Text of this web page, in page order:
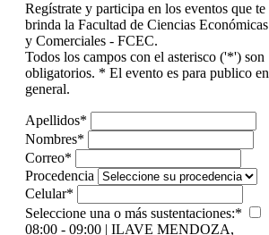
Regístrate y participa en los eventos que te
brinda la Facultad de Ciencias Económicas
y Comerciales - FCEC.
Todos los campos con el asterisco ('*') son
obligatorios. * El evento es para publico en
general.
Apellidos*
Nombres*
Correo*
Procedencia
Celular*
Seleccione una o más sustentaciones:*
08:00 - 09:00 | ILAVE MENDOZA,